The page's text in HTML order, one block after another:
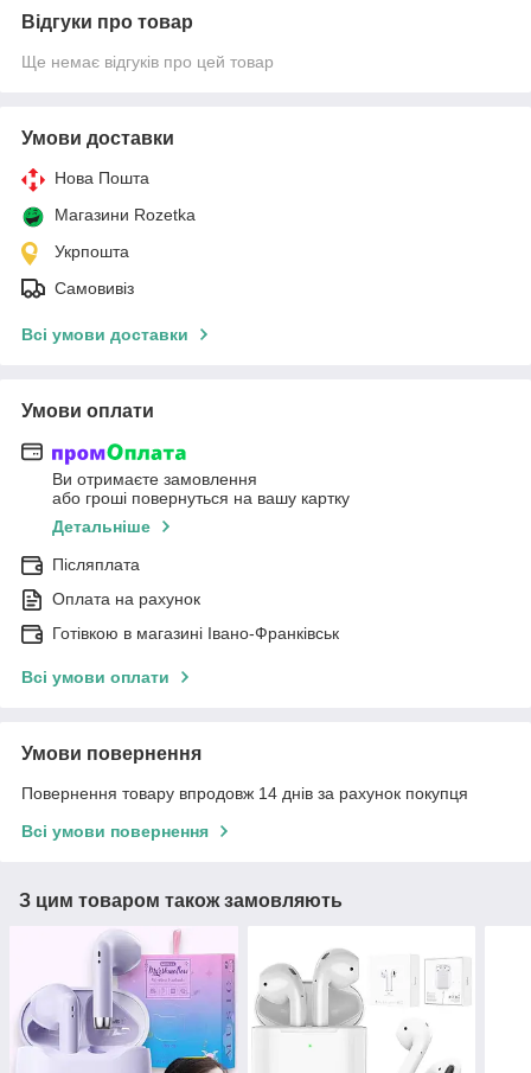
Відгуки про товар
Ще немає відгуків про цей товар
Умови доставки
Нова Пошта
Магазини Rozetka
Укрпошта
Самовивіз
Всі умови доставки
Умови оплати
Ви отримаєте замовлення
або гроші повернуться на вашу картку
Детальніше
Післяплата
Оплата на рахунок
Готівкою в магазині Івано-Франківськ
Всі умови оплати
Умови повернення
Повернення товару впродовж 14 днів за рахунок покупця
Всі умови повернення
З цим товаром також замовляють